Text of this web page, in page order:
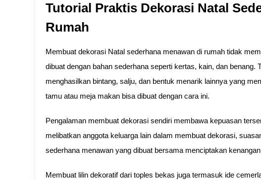
Tutorial Praktis Dekorasi Natal
Rumah
Membuat dekorasi Natal sederhana menawan di rumah tidak
dibuat dengan bahan sederhana seperti kertas, kain, dan benang.
menghasilkan bintang, salju, dan bentuk menarik lainnya yang
tamu atau meja makan bisa dibuat dengan cara ini.
Pengalaman membuat dekorasi sendiri membawa kepuasan
melibatkan anggota keluarga lain dalam membuat dekorasi,
sederhana menawan yang dibuat bersama menciptakan
Membuat lilin dekoratif dari toples bekas juga termasuk ide